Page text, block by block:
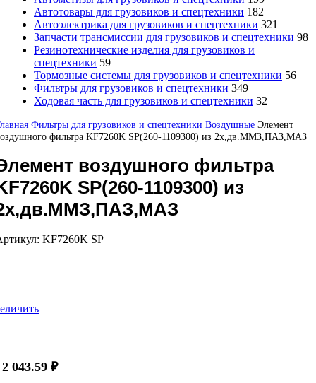
Автотовары для грузовиков и спецтехники 182
Автоэлектрика для грузовиков и спецтехники 321
Запчасти трансмиссии для грузовиков и спецтехники 98
Резинотехнические изделия для грузовиков и
спецтехники 59
Тормозные системы для грузовиков и спецтехники 56
Фильтры для грузовиков и спецтехники 349
Ходовая часть для грузовиков и спецтехники 32
Фильтры для грузовиков и спецтехники Воздушные Элемент
фильтра KF7260K SP(260-1109300) из 2х,дв.ММЗ,ПАЗ,МАЗ
воздушного фильтра
SP(260-1109300) из
KF7260K SP
2 043.59 ₽